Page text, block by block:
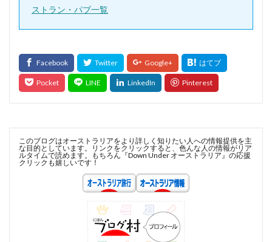
ストラン・パブ一覧
このブログはオーストラリアをより詳しく知りたい人への情報提供を主
な目的としています。リンクをクリックすると、色んな人の情報がリア
ルタイムで読めます。もちろん『Down Under オーストラリア』の応援
クリックも嬉しいです！